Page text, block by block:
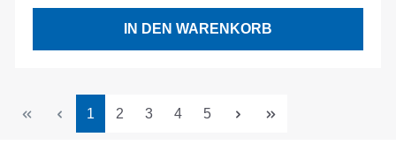
IN DEN WARENKORB
Seite
1 Seite
2 Seite
3 Seite
4 Seite
5